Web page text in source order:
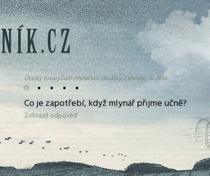
• • • • •
Otázky tovaryšské mlynářské zkoušky, Lehovec, A. 1936:
Co je zapotřebí, když mlynář přijme učně?
Zobrazit odpověď